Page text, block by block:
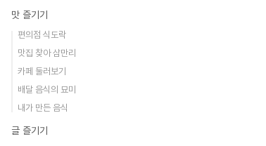
맛 즐기기
편의점 식도락
맛집 찾아 삼만리
카페 둘러보기
배달 음식의 묘미
내가 만든 음식
글 즐기기